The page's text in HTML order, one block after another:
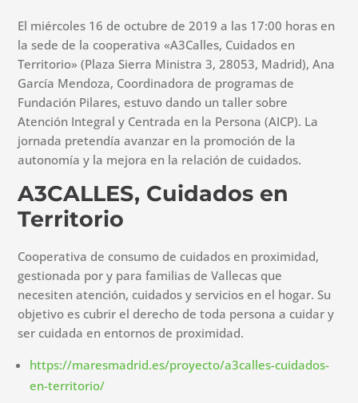
El miércoles 16 de octubre de 2019 a las 17:00 horas en
la sede de la cooperativa «A3Calles, Cuidados en
Territorio» (Plaza Sierra Ministra 3, 28053, Madrid), Ana
García Mendoza, Coordinadora de programas de
Fundación Pilares, estuvo dando un taller sobre
Atención Integral y Centrada en la Persona (AICP). La
jornada pretendía avanzar en la promoción de la
autonomía y la mejora en la relación de cuidados.
A3CALLES, Cuidados en
Territorio
Cooperativa de consumo de cuidados en proximidad,
gestionada por y para familias de Vallecas que
necesiten atención, cuidados y servicios en el hogar. Su
objetivo es cubrir el derecho de toda persona a cuidar y
ser cuidada en entornos de proximidad.
https://maresmadrid.es/proyecto/a3calles-cuidados-
en-territorio/